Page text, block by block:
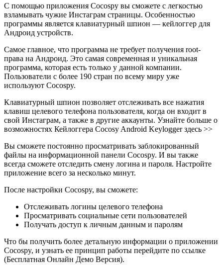
С помощью приложения Cocospy вы сможете с легкостью
взламывать чужие Инстаграм страницы. Особенностью
программы является клавиатурный шпион — кейлоггер для
Андроид устройств.
Самое главное, что программа не требует получения root-
права на Андроид. Это самая современная и уникальная
программа, которая есть только у данной компании.
Пользователи с более 190 стран по всему миру уже
используют Cocospy.
Клавиатурный шпион позволяет отслеживать все нажатия
клавиш целевого телефона пользователя, когда он входит в
свой Инстаграм, а также в другие аккаунты. Узнайте больше о
возможностях Кейлоггера Cocosy Android Keylogger здесь >>
Вы сможете постоянно просматривать заблокированный
файлы на информационной панели Cocospy. И вы также
всегда сможете отследить смену логина и пароля. Настройте
приложение всего за несколько минут.
После настройки Cocospy, вы сможете:
Отслеживать логины целевого телефона
Просматривать социальные сети пользователей
Получать доступ к личным данным и паролям
Что бы получить более детальную информации о приложении
Cocospy, и узнать ее принцип работы перейдите по ссылке
(Бесплатная Онлайн Демо Версия).